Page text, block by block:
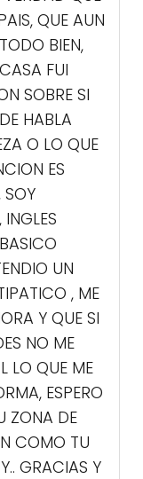
QUE
QUE AUN
BIEN,
FUI
SOBRE SI
HABLA
O LO QUE
ES
SOY
UN
, ME
Y QUE SI
NO ME
LO QUE ME
ESPERO
ZONA DE
COMO TU